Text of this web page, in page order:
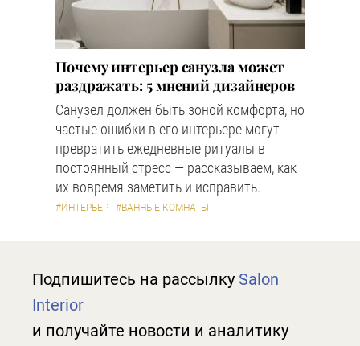
Почему интерьер санузла может
раздражать: 5 мнений дизайнеров
Санузел должен быть зоной комфорта, но
частые ошибки в его интерьере могут
превратить ежедневные ритуалы в
постоянный стресс — рассказываем, как
их вовремя заметить и исправить.
#ИНТЕРЬЕР #ВАННЫЕ КОМНАТЫ
Подпишитесь на рассылку Salon
Interior
и получайте новости и аналитику